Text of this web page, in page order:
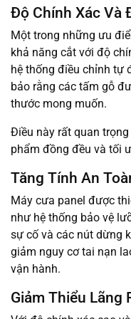
Độ Chính Xác Và
Một trong những ưu
khả năng cắt với độ
hệ thống điều chỉnh tự
bảo rằng các tấm gỗ
thước mong muốn.
Điều này rất quan
phẩm đồng đều và tối
Tăng Tính An
Máy cưa panel được
như hệ thống bảo vệ
sự cố và các nút dừng
giảm nguy cơ tai nạn
vận hành.
Giảm Thiểu Lãng